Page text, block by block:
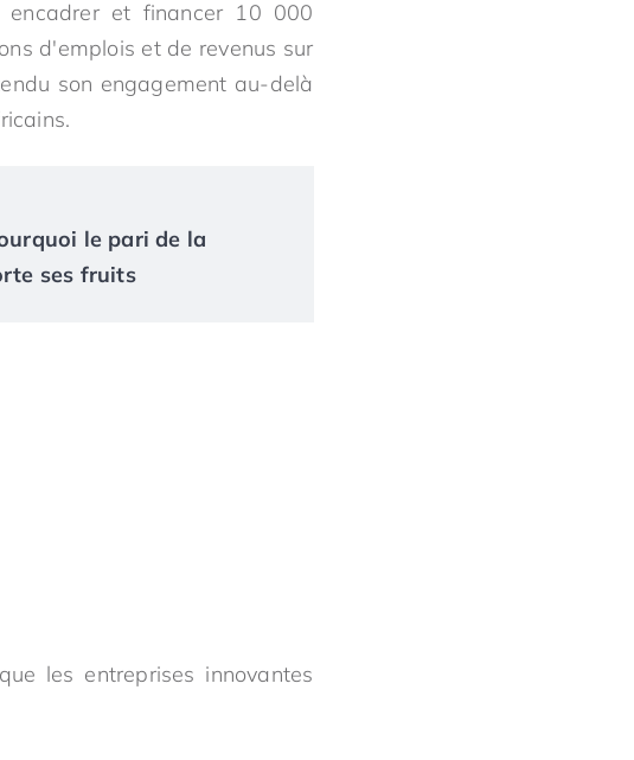
encadrer et financer 10 000
d'emplois et de revenus sur
son engagement au-delà
le pari de la
ses fruits
les entreprises innovantes